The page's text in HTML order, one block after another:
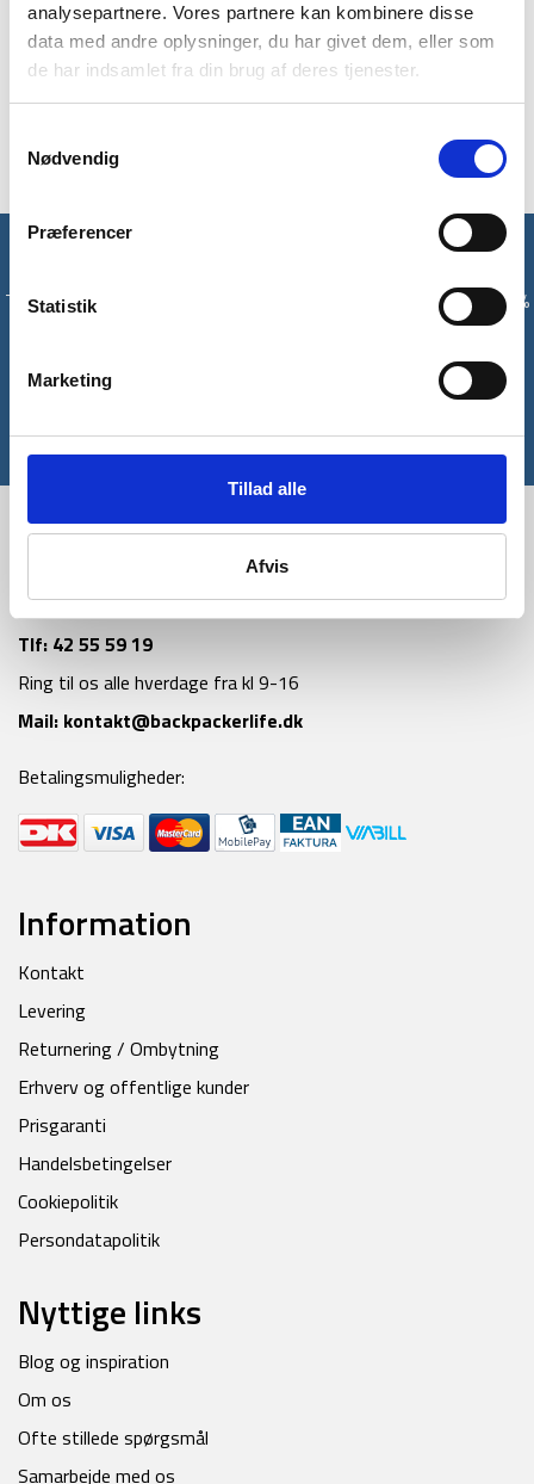
analysepartnere. Vores partnere kan kombinere disse
data med andre oplysninger, du har givet dem, eller som
de har indsamlet fra din brug af deres tjenester.
Nødvendig
Præferencer
Statistik
Marketing
Tillad alle
Afvis
Stængerne er ideelle både som reserve til længere turen og
som backup på weekendture, hvor du vil have ro i sindet, hvis
uheldet skulle være ude.
Tilmeld dig vores nyhedsbrev og modtag med det samme en 10%
Tlf: 42 55 59 19
Ring til os alle hverdage fra kl 9-16
Mail: kontakt@backpackerlife.dk
Betalingsmuligheder:
Information
Kontakt
Levering
Returnering / Ombytning
Erhverv og offentlige kunder
Prisgaranti
Handelsbetingelser
Cookiepolitik
Persondatapolitik
Nyttige links
Blog og inspiration
Om os
Ofte stillede spørgsmål
Samarbejde med os